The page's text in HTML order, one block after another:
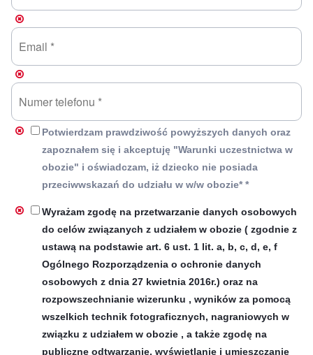
Potwierdzam prawdziwość powyższych danych oraz
zapoznałem się i akceptuję "Warunki uczestnictwa w
obozie" i oświadczam, iż dziecko nie posiada
przeciwwskazań do udziału w w/w obozie* *
Wyrażam zgodę na przetwarzanie danych osobowych
do celów związanych z udziałem w obozie ( zgodnie z
ustawą na podstawie art. 6 ust. 1 lit. a, b, c, d, e, f
Ogólnego Rozporządzenia o ochronie danych
osobowych z dnia 27 kwietnia 2016r.) oraz na
rozpowszechnianie wizerunku , wyników za pomocą
wszelkich technik fotograficznych, nagraniowych w
związku z udziałem w obozie , a także zgodę na
publiczne odtwarzanie, wyświetlanie i umieszczanie